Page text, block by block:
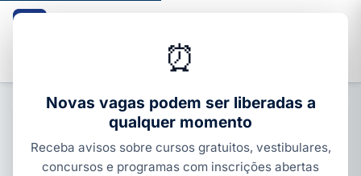
Concursos Municipais
84 publicações · Página 1 de 9
⏰
Novas vagas podem ser liberadas a
qualquer momento
Receba avisos sobre cursos gratuitos, vestibulares,
concursos e programas com inscrições abertas